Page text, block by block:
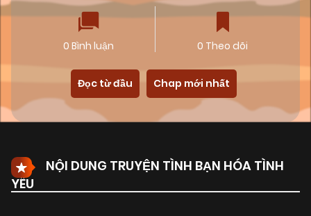
0 Bình luận 0 Theo dõi
Đọc từ đầu Chap mới nhất
NỘI DUNG TRUYỆN TÌNH BẠN HÓA TÌNH
YÊU